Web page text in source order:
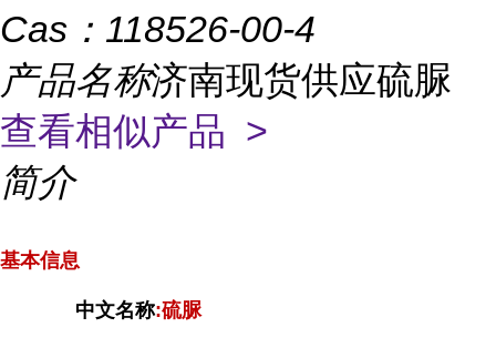
Cas： 118526-00-4
产品名称济南现货供应硫脲
查看相似产品 >
简介
基本信息
中文名称:硫脲